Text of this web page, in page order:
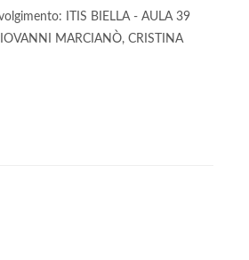
ITIS BIELLA - AULA 39
MARCIANÒ, CRISTINA